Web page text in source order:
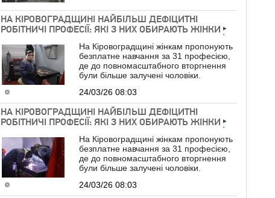
НА КІРОВОГРАДЩИНІ НАЙБІЛЬШ ДЕФІЦИТНІ
РОБІТНИЧІ ПРОФЕСІЇ: ЯКІ З НИХ ОБИРАЮТЬ ЖІНКИ
На Кіровоградщині жінкам пропонують
безплатне навчання за 31 професією,
де до повномасштабного вторгнення
були більше залучені чоловіки.
24/03/26 08:03
НА КІРОВОГРАДЩИНІ НАЙБІЛЬШ ДЕФІЦИТНІ
РОБІТНИЧІ ПРОФЕСІЇ: ЯКІ З НИХ ОБИРАЮТЬ ЖІНКИ
На Кіровоградщині жінкам пропонують
безплатне навчання за 31 професією,
де до повномасштабного вторгнення
були більше залучені чоловіки.
24/03/26 08:03